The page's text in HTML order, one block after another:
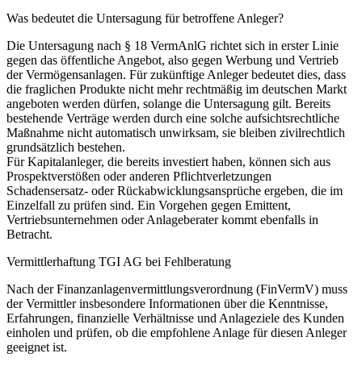
Was bedeutet die Untersagung für betroffene Anleger?
Die Untersagung nach § 18 VermAnlG richtet sich in erster Linie
gegen das öffentliche Angebot, also gegen Werbung und Vertrieb
der Vermögensanlagen. Für zukünftige Anleger bedeutet dies, dass
die fraglichen Produkte nicht mehr rechtmäßig im deutschen Markt
angeboten werden dürfen, solange die Untersagung gilt. Bereits
bestehende Verträge werden durch eine solche aufsichtsrechtliche
Maßnahme nicht automatisch unwirksam, sie bleiben zivilrechtlich
grundsätzlich bestehen.
Für Kapitalanleger, die bereits investiert haben, können sich aus
Prospektverstößen oder anderen Pflichtverletzungen
Schadensersatz- oder Rückabwicklungsansprüche ergeben, die im
Einzelfall zu prüfen sind. Ein Vorgehen gegen Emittent,
Vertriebsunternehmen oder Anlageberater kommt ebenfalls in
Betracht.
Vermittlerhaftung TGI AG bei Fehlberatung
Nach der Finanzanlagenvermittlungsverordnung (FinVermV) muss
der Vermittler insbesondere Informationen über die Kenntnisse,
Erfahrungen, finanzielle Verhältnisse und Anlageziele des Kunden
einholen und prüfen, ob die empfohlene Anlage für diesen Anleger
geeignet ist.